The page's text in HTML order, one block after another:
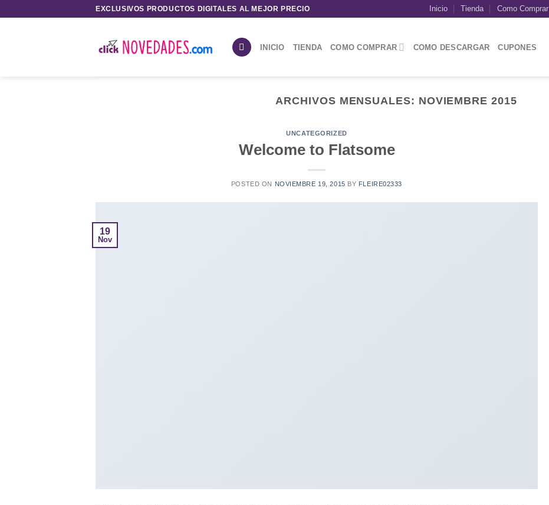
EXCLUSIVOS PRODUCTOS DIGITALES AL MEJOR PRECIO Inicio Tienda Como Comprar
INICIO TIENDA COMO COMPRAR COMO DESCARGAR CUPONES
ARCHIVOS MENSUALES: NOVIEMBRE 2015
UNCATEGORIZED
Welcome to Flatsome
POSTED ON NOVIEMBRE 19, 2015 BY FLEIRE02333
19
Nov